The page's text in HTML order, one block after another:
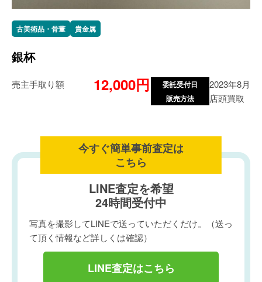
古美術品・骨董 貴金属
銀杯
売主手取り額 12,000円 委託受付日 2023年8月
販売方法 店頭買取
今すぐ簡単事前査定は
こちら
LINE査定を希望
24時間受付中
写真を撮影してLINEで送っていただくだけ。（送っ
て頂く情報など詳しくは確認）
LINE査定はこちら